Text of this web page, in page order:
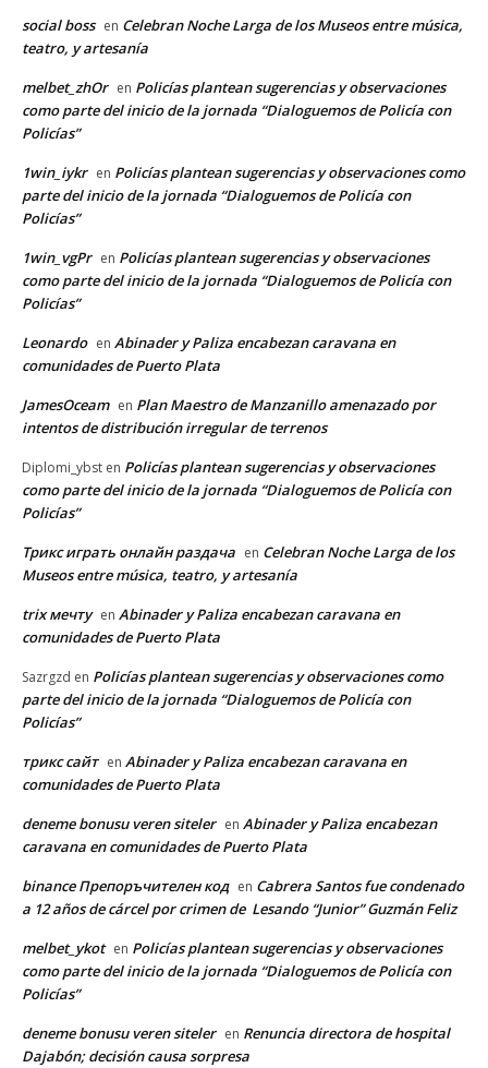
social boss en Celebran Noche Larga de los Museos entre música,
teatro, y artesanía
melbet_zhOr en Policías plantean sugerencias y observaciones
como parte del inicio de la jornada “Dialoguemos de Policía con
Policías”
1win_iykr en Policías plantean sugerencias y observaciones como
parte del inicio de la jornada “Dialoguemos de Policía con
Policías”
1win_vgPr en Policías plantean sugerencias y observaciones
como parte del inicio de la jornada “Dialoguemos de Policía con
Policías”
Leonardo en Abinader y Paliza encabezan caravana en
comunidades de Puerto Plata
JamesOceam en Plan Maestro de Manzanillo amenazado por
intentos de distribución irregular de terrenos
Diplomi_ybst en Policías plantean sugerencias y observaciones
como parte del inicio de la jornada “Dialoguemos de Policía con
Policías”
Трикс играть онлайн раздача en Celebran Noche Larga de los
Museos entre música, teatro, y artesanía
trix мечту en Abinader y Paliza encabezan caravana en
comunidades de Puerto Plata
Sazrgzd en Policías plantean sugerencias y observaciones como
parte del inicio de la jornada “Dialoguemos de Policía con
Policías”
трикс сайт en Abinader y Paliza encabezan caravana en
comunidades de Puerto Plata
deneme bonusu veren siteler en Abinader y Paliza encabezan
caravana en comunidades de Puerto Plata
binance Препоръчителен код en Cabrera Santos fue condenado
a 12 años de cárcel por crimen de Lesando “Junior” Guzmán Feliz
melbet_ykot en Policías plantean sugerencias y observaciones
como parte del inicio de la jornada “Dialoguemos de Policía con
Policías”
deneme bonusu veren siteler en Renuncia directora de hospital
Dajabón; decisión causa sorpresa